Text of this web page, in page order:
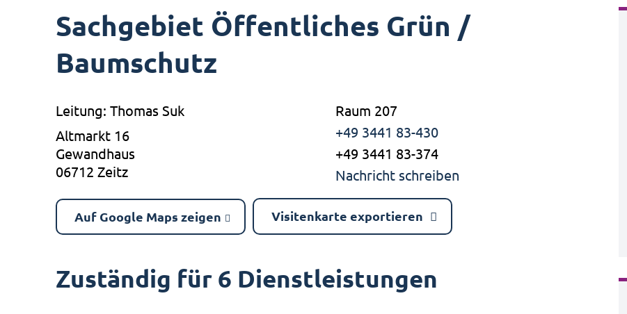
Sachgebiet Öffentliches Grün /
Baumschutz
Leitung: Thomas Suk
Altmarkt 16
Gewandhaus
06712 Zeitz
Raum 207
+49 3441 83-430
+49 3441 83-374
Nachricht schreiben
Auf Google Maps zeigen Visitenkarte exportieren
Zuständig für 6 Dienstleistungen